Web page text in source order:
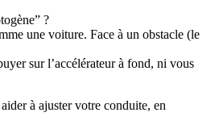
?
une voiture. Face à un obstacle (le
sur l’accélérateur à fond, ni vous
à ajuster votre conduite, en